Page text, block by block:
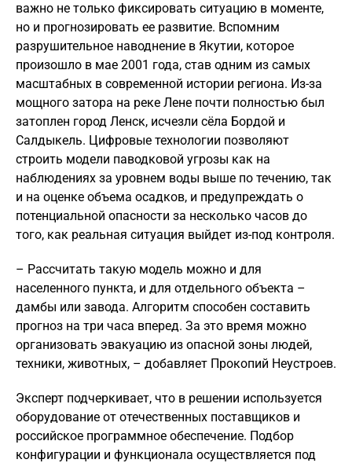
важно не только фиксировать ситуацию в моменте,
но и прогнозировать ее развитие. Вспомним
разрушительное наводнение в Якутии, которое
произошло в мае 2001 года, став одним из самых
масштабных в современной истории региона. Из-за
мощного затора на реке Лене почти полностью был
затоплен город Ленск, исчезли сёла Бордой и
Салдыкель. Цифровые технологии позволяют
строить модели паводковой угрозы как на
наблюдениях за уровнем воды выше по течению, так
и на оценке объема осадков, и предупреждать о
потенциальной опасности за несколько часов до
того, как реальная ситуация выйдет из-под контроля.
– Рассчитать такую модель можно и для
населенного пункта, и для отдельного объекта –
дамбы или завода. Алгоритм способен составить
прогноз на три часа вперед. За это время можно
организовать эвакуацию из опасной зоны людей,
техники, животных, – добавляет Прокопий Неустроев.
Эксперт подчеркивает, что в решении используется
оборудование от отечественных поставщиков и
российское программное обеспечение. Подбор
конфигурации и функционала осуществляется под